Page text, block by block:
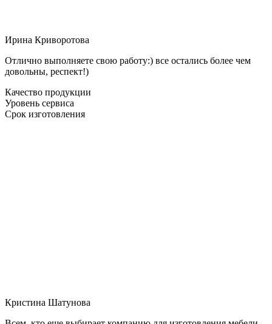
Ирина Криворотова
Отлично выполняете свою работу:) все остались более чем
довольны, респект!)
Качество продукции
Уровень сервиса
Срок изготовления
Кристина Шатунова